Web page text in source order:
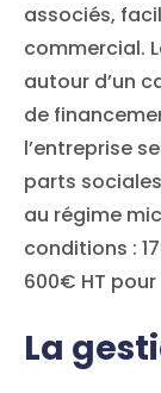
associés,
commercial.
autour d’un
de
l’entreprise
parts
au régime
conditions :
600€ HT
La